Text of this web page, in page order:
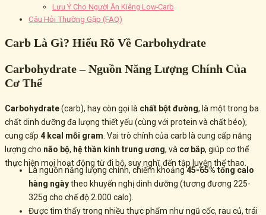
Lưu Ý Cho Người Ăn Kiêng Low-Carb
Câu Hỏi Thường Gặp (FAQ)
Carb Là Gì? Hiểu Rõ Về Carbohydrate
Carbohydrate – Nguồn Năng Lượng Chính Của
Cơ Thể
Carbohydrate(carb), hay còn gọi là chất bột đường, là một trong ba
chất dinh dưỡng đa lượng thiết yếu (cùng với protein và chất béo),
cung cấp 4 kcal mỗi gram . Vai trò chính của carb là cung cấp năng
lượng cho não bộ, hệ thần kinh trung ương, và cơ bắp, giúp cơ thể
thực hiện mọi hoạt động từ đi bộ, suy nghĩ, đến tập luyện thể thao.
Là nguồn năng lượng chính, chiếm khoảng45-65% tổng calo
hàng ngàytheo khuyến nghị dinh dưỡng (tương đương 225-
325g cho chế độ 2.000 calo).
Được tìm thấy trong nhiều thực phẩm như ngũ cốc, rau củ, trái